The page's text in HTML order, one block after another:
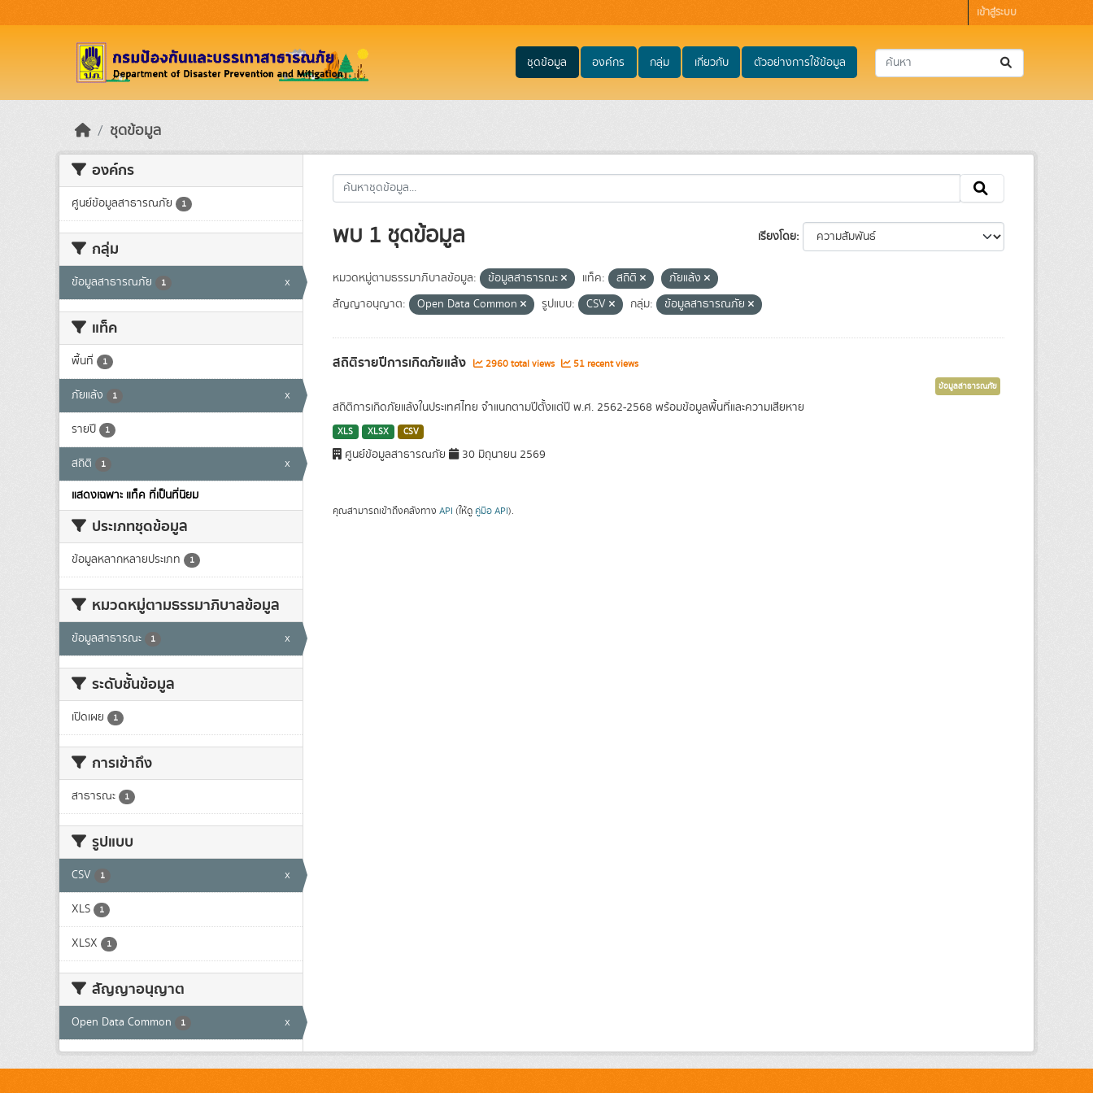
เข้าสู่ระบบ
ชุดข้อมูล องค์กร กลุ่ม เกี่ยวกับ ตัวอย่างการใช้ข้อมูล
ชุดข้อมูล
องค์กร
ศูนย์ข้อมูลสาธารณภัย 1
กลุ่ม
ข้อมูลสาธารณภัย 1 x
แท็ค
พื้นที่ 1
ภัยแล้ง 1 x
รายปี 1
สถิติ 1
x
แสดงเฉพาะ แท็ค ที่เป็นที่นิยม
ประเภทชุดข้อมูล
ข้อมูลหลากหลายประเภท 1
หมวดหมู่ตามธรรมาภิบาลข้อมูล
ข้อมูลสาธารณะ 1 x
ระดับชั้นข้อมูล
เปิดเผย 1
การเข้าถึง
สาธารณะ 1
รูปแบบ
CSV 1 x
XLS 1
XLSX 1
สัญญาอนุญาต
Open Data Common 1 x
เรียงโดย
พบ 1 ชุดข้อมูล
หมวดหมู่ตามธรรมาภิบาลข้อมูล: ข้อมูลสาธารณะ แท็ค: สถิติ
ภัยแล้ง
สัญญาอนุญาต:
Open Data Common รูปแบบ: CSV กลุ่ม: ข้อมูลสาธารณภัย
สถิติรายปีการเกิดภัยแล้ง 2960 total views 51 recent views
ข้อมูลสาธารณภัย
สถิติการเกิดภัยแล้งในประเทศไทย จำแนกตามปีตั้งแต่ปี พ.ศ. 2562-2568 พร้อมข้อมูลพื้นที่และความเสียหาย
XLS XLSX CSV
ศูนย์ข้อมูลสาธารณภัย 30 มิถุนายน 2569
คุณสามารถเข้าถึงคลังทาง API (ให้ดู คู่มือ API).